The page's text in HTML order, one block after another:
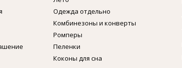
Одежда отдельно
Комбинезоны и конверты
Ромперы
Пеленки
Коконы для сна